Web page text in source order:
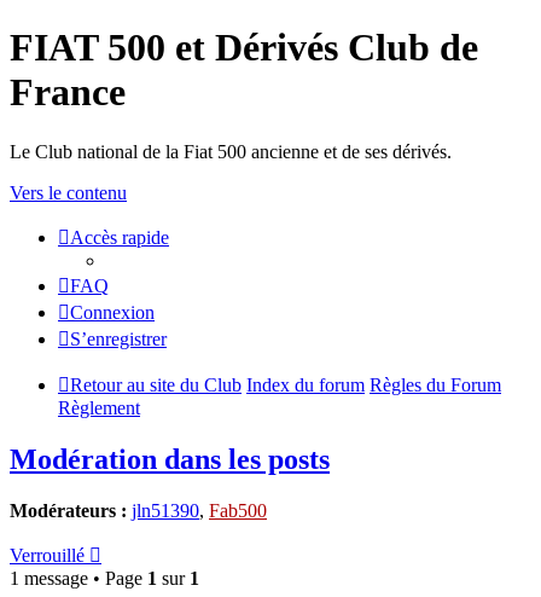
FIAT 500 et Dérivés Club de
France
Le Club national de la Fiat 500 ancienne et de ses dérivés.
Vers le contenu
Accès rapide
FAQ
Connexion
S’enregistrer
Retour au site du Club Index du forum Règles du Forum
Règlement
Modération dans les posts
Modérateurs : jln51390, Fab500
Verrouillé
1 message • Page 1 sur 1